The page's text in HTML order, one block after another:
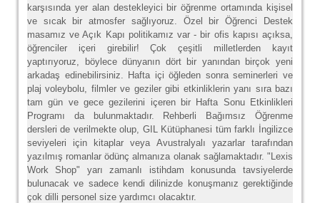
karşısında yer alan destekleyici bir öğrenme ortamında kişisel
ve sıcak bir atmosfer sağlıyoruz. Özel bir Öğrenci Destek
masamız ve Açık Kapı politikamız var - bir ofis kapısı açıksa,
öğrenciler içeri girebilir! Çok çeşitli milletlerden kayıt
yaptırıyoruz, böylece dünyanın dört bir yanından birçok yeni
arkadaş edinebilirsiniz. Hafta içi öğleden sonra seminerleri ve
plaj voleybolu, filmler ve geziler gibi etkinliklerin yanı sıra bazı
tam gün ve gece gezilerini içeren bir Hafta Sonu Etkinlikleri
Programı da bulunmaktadır. Rehberli Bağımsız Öğrenme
dersleri de verilmekte olup, GIL Kütüphanesi tüm farklı İngilizce
seviyeleri için kitaplar veya Avustralyalı yazarlar tarafından
yazılmış romanlar ödünç almanıza olanak sağlamaktadır. "Lexis
Work Shop" yarı zamanlı istihdam konusunda tavsiyelerde
bulunacak ve sadece kendi dilinizde konuşmanız gerektiğinde
çok dilli personel size yardımcı olacaktır.